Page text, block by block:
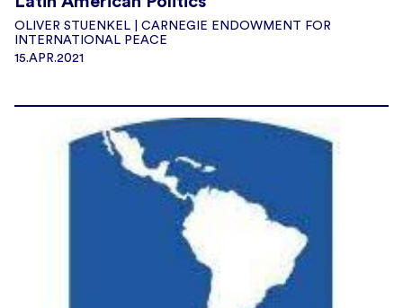
OLIVER STUENKEL | CARNEGIE ENDOWMENT FOR
INTERNATIONAL PEACE
15.APR.2021